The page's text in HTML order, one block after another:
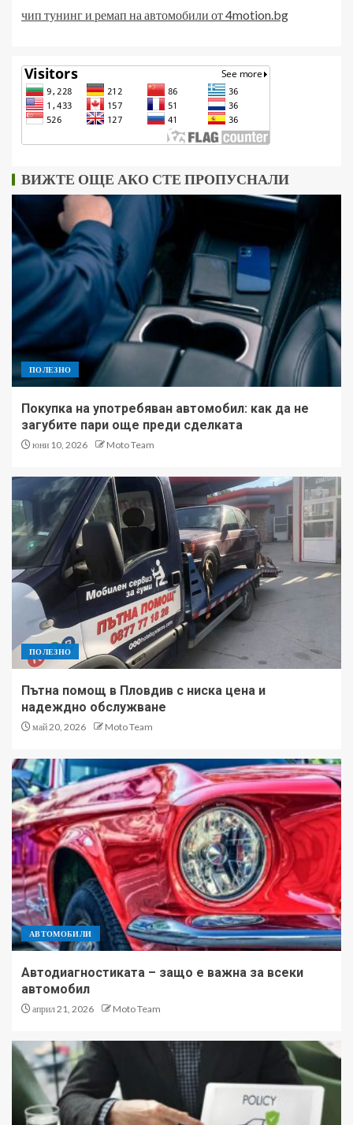
чип тунинг и ремап на автомобили от 4motion.bg
ВИЖТЕ ОЩЕ АКО СТЕ ПРОПУСНАЛИ
ПОЛЕЗНО
Покупка на употребяван автомобил: как да не
загубите пари още преди сделката
юни 10, 2026 Moto Team
ПОЛЕЗНО
Пътна помощ в Пловдив с ниска цена и
надеждно обслужване
май 20, 2026 Moto Team
АВТОМОБИЛИ
Автодиагностиката – защо е важна за всеки
автомобил
април 21, 2026 Moto Team